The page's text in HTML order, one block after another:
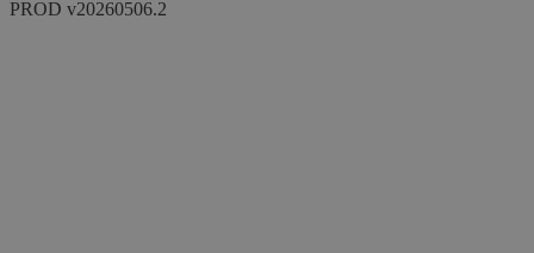
PROD v20260506.2